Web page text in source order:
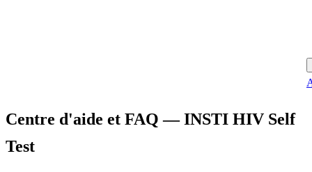
Centre d'aide et FAQ — INSTI HIV Self
Test